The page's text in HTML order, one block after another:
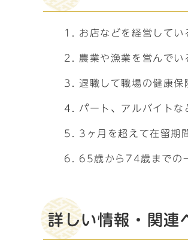
お店などを経営してい
農業や漁業を営んでい
退職して職場の健康保
パート、アルバイトな
3ヶ月を超えて在留期
65歳から74歳までの
詳しい情報・関連